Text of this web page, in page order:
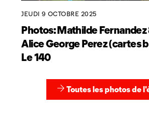
JEUDI 9 OCTOBRE 2025
Photos: Mathilde Fernandez
Alice George Perez (cartes
Le 140
Toutes les photos de